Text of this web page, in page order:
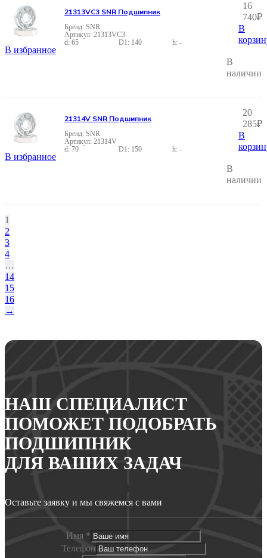
В избранное
21313VC3
65
140 -
SNR
21313VC3 SNR Подшипник
16
740₽
В
В
наличии
В избранное
21314V
70
150 -
SNR
21314V SNR Подшипник
20
285₽
В
В
наличии
1
2
3
4
…
14
15
16
→
НАШ СПЕЦИАЛИСТ
ПОМОЖЕТ ПОДОБРАТЬ
ПОДШИПНИК
ДЛЯ ВАШИХ ЗАДАЧ
Оставьте заявку и мы свяжемся с вами
Имя *
Телефон